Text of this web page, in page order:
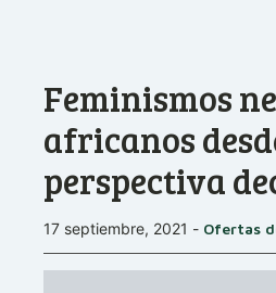
Feminismos
africanos
perspectiva
17 septiembre, 2021 - Ofertas